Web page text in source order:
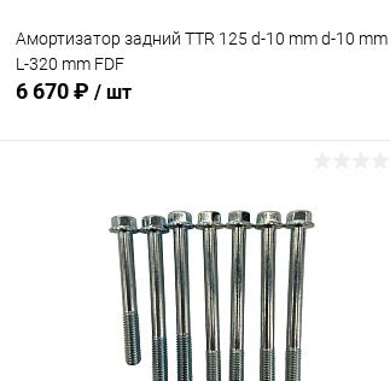
Амортизатор задний TTR 125 d-10 mm d-10 mm
L-320 mm FDF
6 670 ₽ / шт
В избранное В наличии